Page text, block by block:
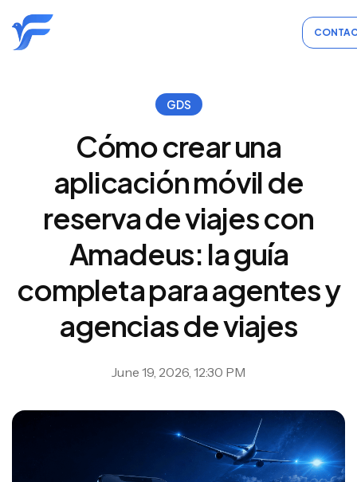
GDS
Cómo crear una
aplicación móvil de
reserva de viajes con
Amadeus: la guía
completa para agentes y
agencias de viajes
June 19, 2026, 12:30 PM